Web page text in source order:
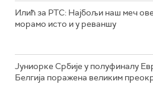
Илић за РТС: Најбољи наш меч
морамо исто и у реваншу
Јуниорке Србије у полуфиналу
Белгија поражена великим